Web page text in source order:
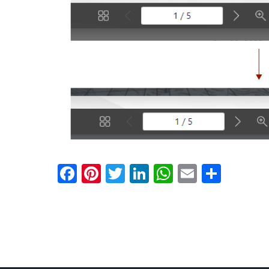
Facebook
Pinterest
Twitter
LinkedIn
WhatsApp
Email